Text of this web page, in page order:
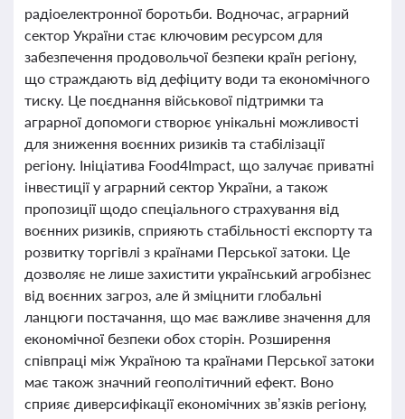
радіоелектронної боротьби. Водночас, аграрний
сектор України стає ключовим ресурсом для
забезпечення продовольчої безпеки країн регіону,
що страждають від дефіциту води та економічного
тиску. Це поєднання військової підтримки та
аграрної допомоги створює унікальні можливості
для зниження воєнних ризиків та стабілізації
регіону. Ініціатива Food4Impact, що залучає приватні
інвестиції у аграрний сектор України, а також
пропозиції щодо спеціального страхування від
воєнних ризиків, сприяють стабільності експорту та
розвитку торгівлі з країнами Перської затоки. Це
дозволяє не лише захистити український агробізнес
від воєнних загроз, але й зміцнити глобальні
ланцюги постачання, що має важливе значення для
економічної безпеки обох сторін. Розширення
співпраці між Україною та країнами Перської затоки
має також значний геополітичний ефект. Воно
сприяє диверсифікації економічних зв’язків регіону,